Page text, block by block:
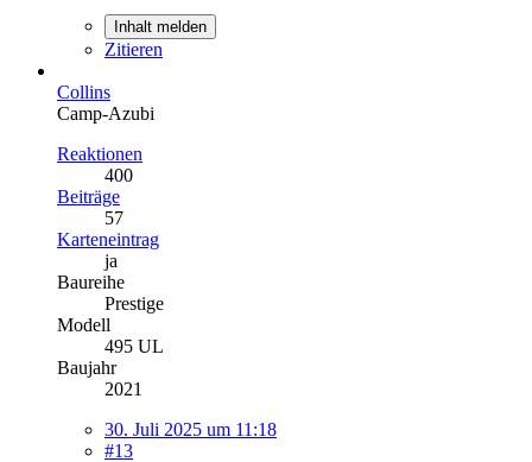
Inhalt melden
Zitieren
Collins
Camp-Azubi
Reaktionen
400
Beiträge
57
Karteneintrag
ja
Baureihe
Prestige
Modell
495 UL
Baujahr
2021
30. Juli 2025 um 11:18
#13